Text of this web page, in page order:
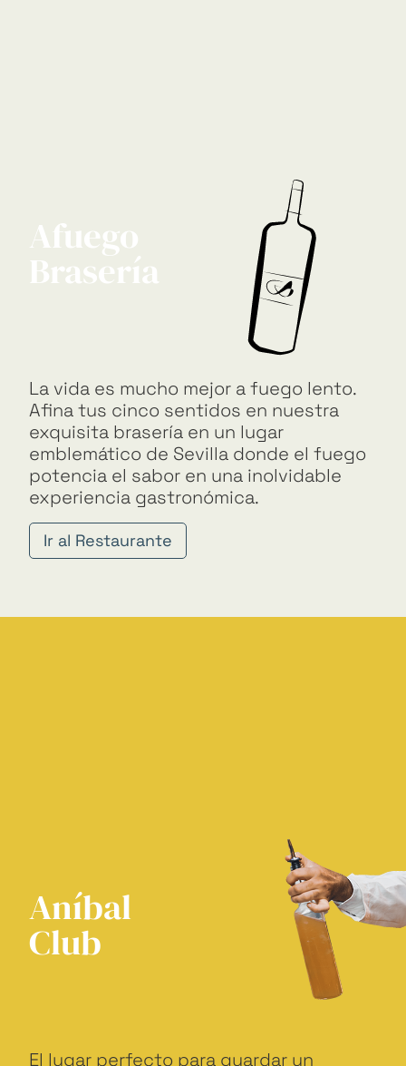
Afuego
Brasería
La vida es mucho mejor a fuego lento.
Afina tus cinco sentidos en nuestra
exquisita brasería en un lugar
emblemático de Sevilla donde el fuego
potencia el sabor en una inolvidable
experiencia gastronómica.
Ir al Restaurante
Aníbal
Club
El lugar perfecto para guardar un